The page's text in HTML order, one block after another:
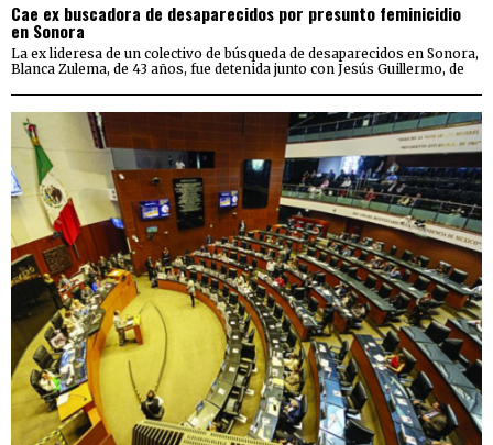
Cae ex buscadora de desaparecidos por presunto feminicidio
en Sonora
La ex lideresa de un colectivo de búsqueda de desaparecidos en Sonora,
Blanca Zulema, de 43 años, fue detenida junto con Jesús Guillermo, de